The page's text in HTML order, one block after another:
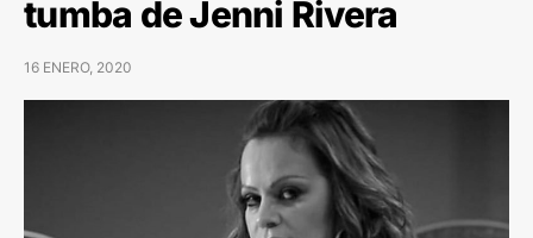
tumba de Jenni Rivera
16 ENERO, 2020